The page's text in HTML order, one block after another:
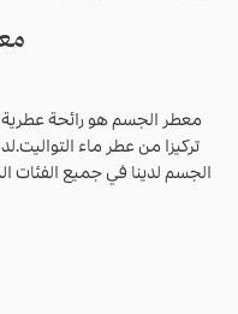
معطر الجسم هو رائحة
تركيزا من عطر ماء
الجسم لدينا في جميع الفئات